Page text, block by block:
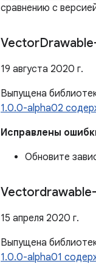
сравнению с
Vector
19 августа 2020 г.
Выпущена
1.0.0-alpha02
Исправлены
Обновите
15 апреля 2020 г.
Выпущена
1.0.0-alpha01